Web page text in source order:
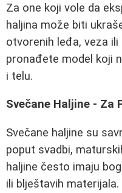
Za one koji vole da
haljina može biti
otvorenih leđa, veza
pronađete model koji
i telu.
Svečane Haljine - Za
Svečane haljine su
poput svadbi,
haljine često imaju
ili blještavih